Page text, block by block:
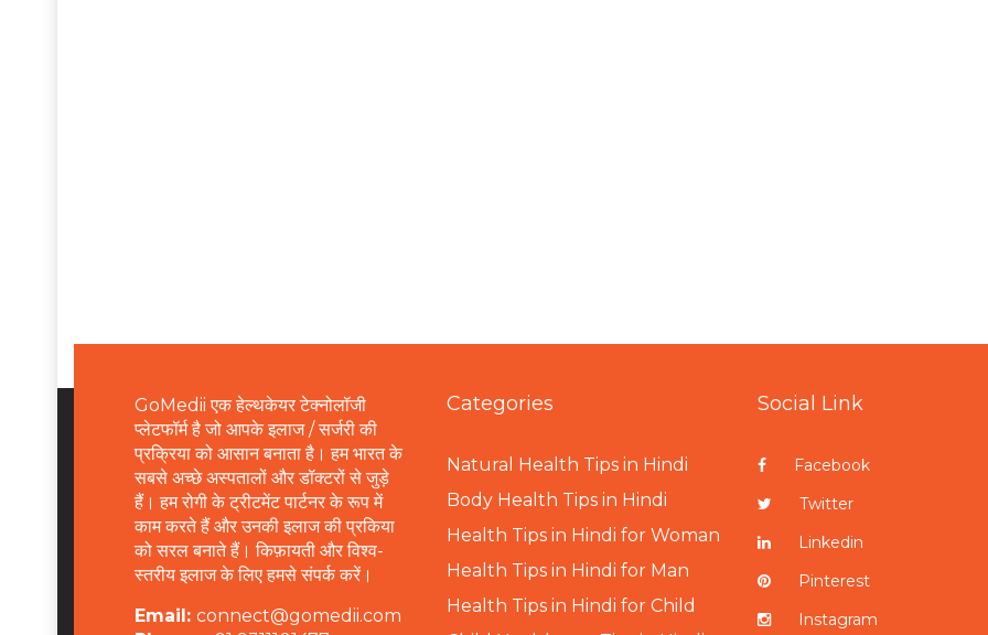
GoMedii एक हेल्थकेयर टेक्नोलॉजी
प्लेटफॉर्म है जो आपके इलाज / सर्जरी की
प्रक्रिया को आसान बनाता है। हम भारत के
सबसे अच्छे अस्पतालों और डॉक्टरों से जुड़े
हैं। हम रोगी के ट्रीटमेंट पार्टनर के रूप में
काम करते हैं और उनकी इलाज की प्रकिया
को सरल बनाते हैं। किफ़ायती और विश्व-
स्तरीय इलाज के लिए हमसे संपर्क करें।
Email: connect@gomedii.com
Categories
Natural Health Tips in Hindi
Body Health Tips in Hindi
Health Tips in Hindi for Woman
Health Tips in Hindi for Man
Health Tips in Hindi for Child
Social Link
Facebook
Twitter
Linkedin
Pinterest
Instagram